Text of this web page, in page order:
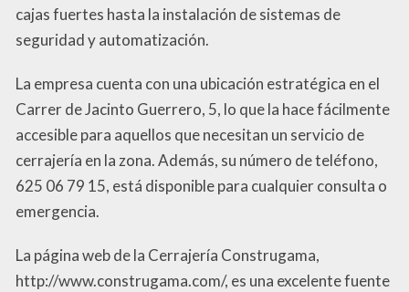
cajas fuertes hasta la instalación de sistemas de
seguridad y automatización.
La empresa cuenta con una ubicación estratégica en el
Carrer de Jacinto Guerrero, 5, lo que la hace fácilmente
accesible para aquellos que necesitan un servicio de
cerrajería en la zona. Además, su número de teléfono,
625 06 79 15, está disponible para cualquier consulta o
emergencia.
La página web de la Cerrajería Construgama,
http://www.construgama.com/, es una excelente fuente